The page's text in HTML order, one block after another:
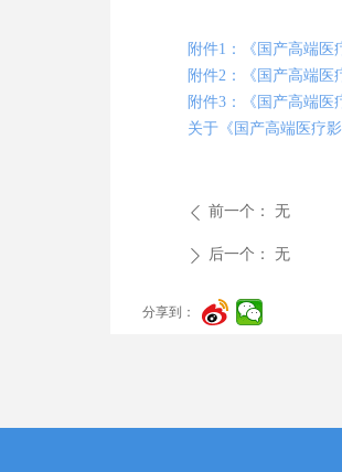
附件1：《国产高端
附件2：《国产高端医
附件3：《国产高端
关于《国产高端医疗
ꄴ 前一个： 无
ꄲ 后一个： 无
分享到：